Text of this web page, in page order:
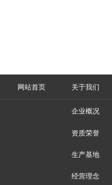
网站首页 关于我们
企业概况
资质荣誉
生产基地
经营理念